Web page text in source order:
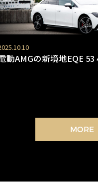
動AMGの新境地EQE 53
MORE